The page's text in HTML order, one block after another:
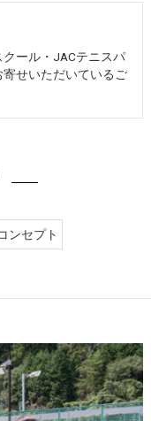
ール・JACテニスパ
せいただいているご
ンセプト